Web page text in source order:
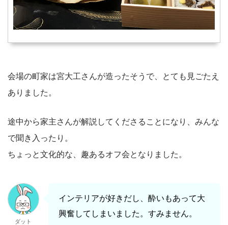
会場の町家は宮大工さんが造ったそうで、とても見ごたえ
ありました。
途中から家主さんが解説してくださることになり、みんな
で聞き入ったり。
ちょっと文化的な、趣あるオフ会となりました。
ダット
インテリアが好きだし、酔いもあって大
興奮してしまいました。すみません。